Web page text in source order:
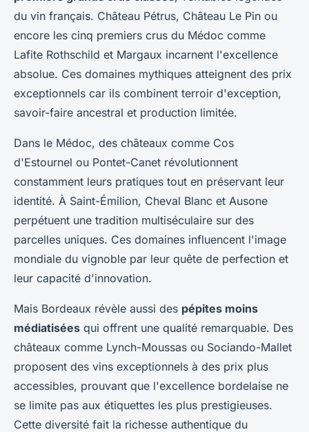
du vin français. Château Pétrus, Château Le Pin ou
encore les cinq premiers crus du Médoc comme
Lafite Rothschild et Margaux incarnent l'excellence
absolue. Ces domaines mythiques atteignent des prix
exceptionnels car ils combinent terroir d'exception,
savoir-faire ancestral et production limitée.
Dans le Médoc, des châteaux comme Cos
d'Estournel ou Pontet-Canet révolutionnent
constamment leurs pratiques tout en préservant leur
identité. À Saint-Émilion, Cheval Blanc et Ausone
perpétuent une tradition multiséculaire sur des
parcelles uniques. Ces domaines influencent l'image
mondiale du vignoble par leur quête de perfection et
leur capacité d'innovation.
Mais Bordeaux révèle aussi des pépites moins
médiatisées qui offrent une qualité remarquable. Des
châteaux comme Lynch-Moussas ou Sociando-Mallet
proposent des vins exceptionnels à des prix plus
accessibles, prouvant que l'excellence bordelaise ne
se limite pas aux étiquettes les plus prestigieuses.
Cette diversité fait la richesse authentique du